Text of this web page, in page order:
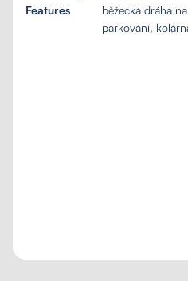
Features
běžecká dráha
parkování,